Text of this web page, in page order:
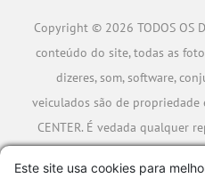
Copyright © 2026 TODOS OS
conteúdo do site, todas as
dizeres, som, software,
veiculados são de propriedade
CENTER. É vedada qualquer
Este site usa cookies para